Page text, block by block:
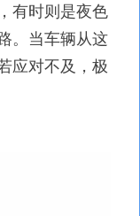
有时则是夜色
。当车辆从这
应对不及，极